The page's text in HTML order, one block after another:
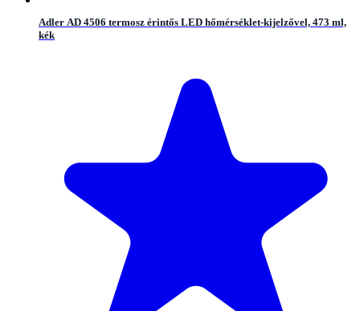
Adler AD 4506 termosz érintős LED hőmérséklet-kijelzővel, 473 ml,
kék